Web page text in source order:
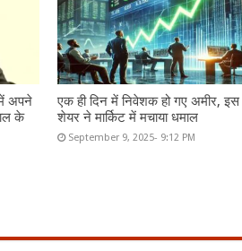
अपने
के
एक ही दिन में निवेशक हो गए अमीर, इस
शेयर ने मार्किट में मचाया धमाल
September 9, 2025- 9:12 PM